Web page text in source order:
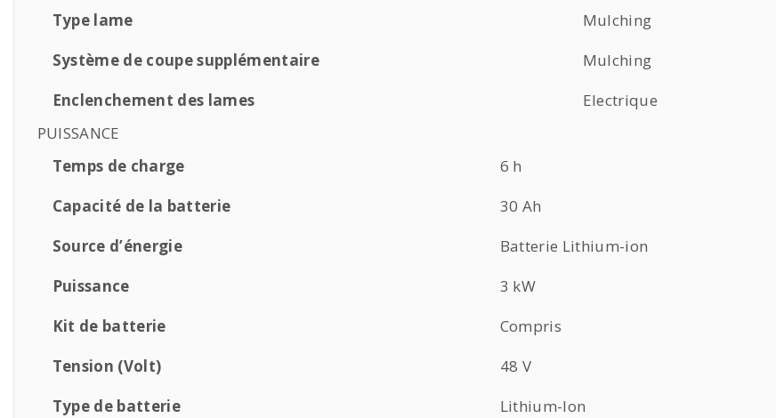
Type lame
Mulching
Système de coupe supplémentaire
Mulching
Enclenchement des lames
Electrique
PUISSANCE
Temps de charge
6 h
Capacité de la batterie
30 Ah
Source d’énergie
Batterie Lithium-ion
Puissance
3 kW
Kit de batterie
Compris
Tension (Volt)
48 V
Type de batterie
Lithium-Ion